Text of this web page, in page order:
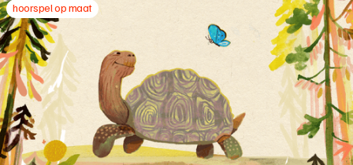
hoorspel op maat